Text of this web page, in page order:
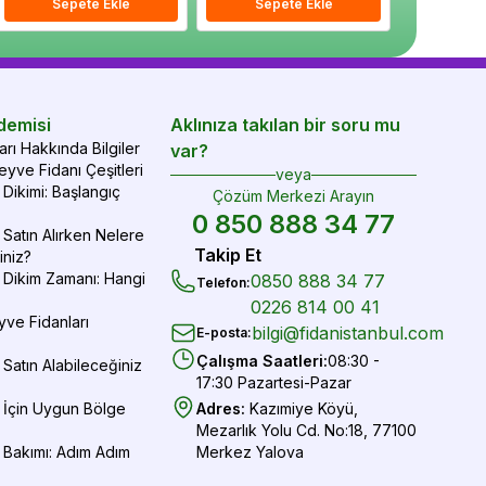
Sepete Ekle Sepete Ekle
Sepete Ekle Sepete Ekle
Hakkında Bilgiler
Fidanı Çeşitleri
Başlangıç
Alırken Nelere
Zamanı: Hangi
Fidanları
Alabileceğiniz
İçin Uygun Bölge
Adım Adım
Aklınıza takılan bir soru mu
var?
veya
Çözüm Merkezi Arayın
0 850 888 34 77
Takip Et
Telefon:0850 888 34 77
0226 814 00 41
E-posta:bilgi@fidanistanbul.com
Çalışma Saatleri:08:30 -
17:30 Pazartesi-Pazar
Adres: Kazımiye Köyü,
Mezarlık Yolu Cd. No:18, 77100
Merkez Yalova